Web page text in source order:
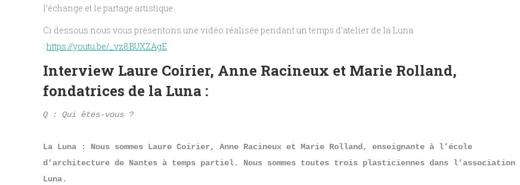
l’échange et le partage artistique.
Ci dessous nous vous présentons une vidéo réalisée pendant un temps d’atelier de la Luna
: https://youtu.be/_vz8BUXZAgE
Interview Laure Coirier, Anne Racineux et Marie Rolland,
fondatrices de la Luna :
Q : Qui êtes-vous ?
La Luna : Nous sommes Laure Coirier, Anne Racineux et Marie Rolland, enseignante à l’école
d’architecture de Nantes à temps partiel. Nous sommes toutes trois plasticiennes dans l’association
Luna.